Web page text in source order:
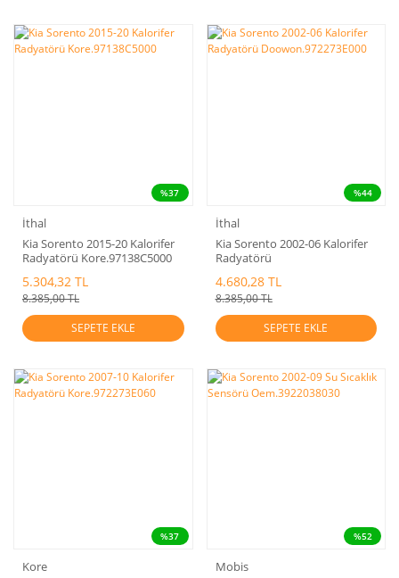
%37
İthal
Kia Sorento 2015-20 Kalorifer
Radyatörü Kore.97138C5000
5.304,32 TL
8.385,00 TL
SEPETE EKLE
%44
İthal
Kia Sorento 2002-06 Kalorifer
Radyatörü
4.680,28 TL
8.385,00 TL
SEPETE EKLE
%37
Kore
%52
Mobis